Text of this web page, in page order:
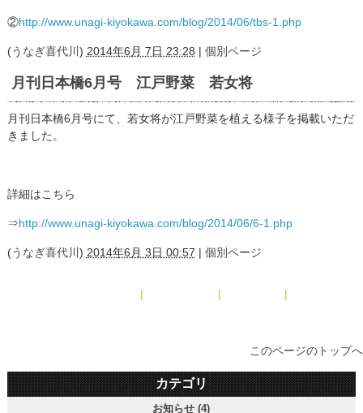
②http://www.unagi-kiyokawa.com/blog/2014/06/tbs-1.php
(うなぎ喜代川 ) 2014年6月 7日 23:28 | 個別ページ
月刊日本橋6月号 江戸野菜 若女将
月刊日本橋6月号にて、若女将が江戸野菜を植える様子を掲載いただ
きました。
詳細はこちら
⇒http://www.unagi-kiyokawa.com/blog/2014/06/6-1.php
(うなぎ喜代川 ) 2014年6月 3日 00:57 | 個別ページ
| | |
このページのトップへ
カテゴリ
お知らせ (4)